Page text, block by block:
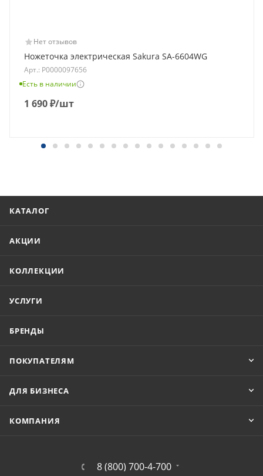
Нет отзывов
Ножеточка электрическая Sakura SA-6604WG
Арт.: Р0000097656
Есть в наличии
1 690₽/шт
КАТАЛОГ
АКЦИИ
КОЛЛЕКЦИИ
УСЛУГИ
БРЕНДЫ
ПОКУПАТЕЛЯМ
ДЛЯ БИЗНЕСА
КОМПАНИЯ
8 (800) 700-4-700